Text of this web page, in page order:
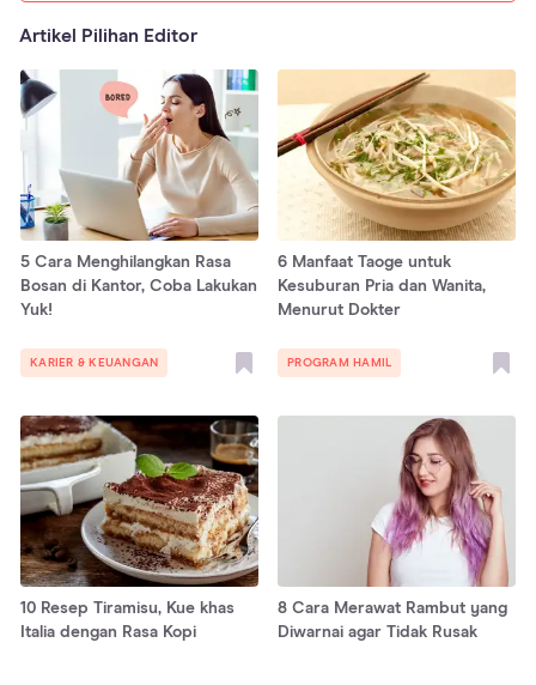
Artikel Pilihan Editor
5 Cara Menghilangkan Rasa
Bosan di Kantor, Coba Lakukan
Yuk!
KARIER & KEUANGAN
6 Manfaat Taoge untuk
Kesuburan Pria dan Wanita,
Menurut Dokter
PROGRAM HAMIL
10 Resep Tiramisu, Kue khas
Italia dengan Rasa Kopi
8 Cara Merawat Rambut yang
Diwarnai agar Tidak Rusak